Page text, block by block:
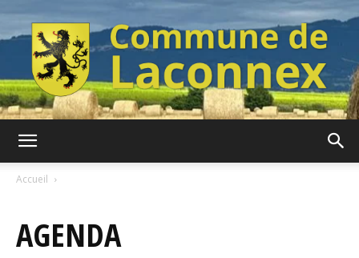
Accueil
AGENDA